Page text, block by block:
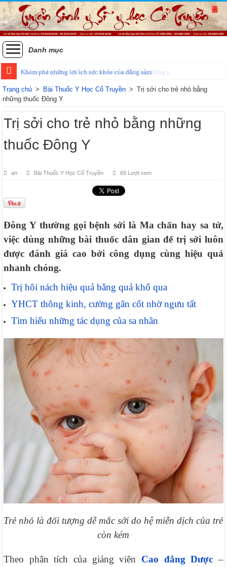
Danh mục
Khám phá những lợi ích sức khỏe của đằng sâm
Trang chủ > Bài Thuốc Y Học Cổ Truyền > Trị sởi cho trẻ nhỏ bằng
những thuốc Đông Y
Trị sởi cho trẻ nhỏ bằng những
thuốc Đông Y
an Bài Thuốc Y Học Cổ Truyền 69 Lượt xem
Đông Y thường gọi bệnh sởi là Ma chẩn hay sa tử,
việc dùng những bài thuốc dân gian để trị sởi luôn
được đánh giá cao bởi công dụng cùng hiệu quả
nhanh chóng.
Trị hôi nách hiệu quả bằng quả khổ qua
YHCT thông kinh, cường gân cốt nhờ ngưu tất
Tìm hiểu những tác dụng của sa nhân
Trẻ nhỏ là đối tượng dễ mắc sởi do hệ miễn dịch của trẻ
còn kém
Theo phân tích của giảng viên Cao đẳng Dược –